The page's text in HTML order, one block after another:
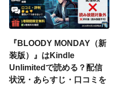
『BLOODY MONDAY（新
装版）』はKindle
Unlimitedで読める？配信
状況・あらすじ・口コミを